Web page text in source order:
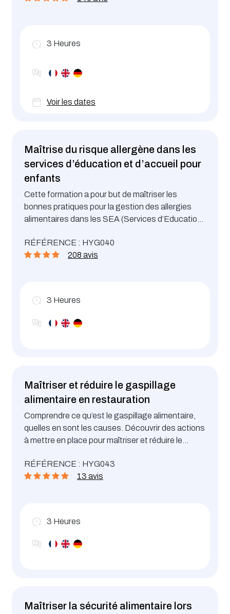
3 Heures
Voir les dates
Maîtrise du risque allergène dans les
services d’éducation et d’accueil pour
enfants
Cette formation a pour but de maîtriser les
bonnes pratiques pour la gestion des allergies
alimentaires dans les SEA (Services d’Education
obligatoire dans le cadre du Guide de Bonnes
pratiques d’Hygiène dans les services
RÉFÉRENCE : HYG040
208 avis
3 Heures
Maîtriser et réduire le gaspillage
alimentaire en restauration
Comprendre ce qu’est le gaspillage alimentaire,
quelles en sont les causes. Découvrir des actions
à mettre en place pour maîtriser et réduire le
RÉFÉRENCE : HYG043
13 avis
3 Heures
Maîtriser la sécurité alimentaire lors